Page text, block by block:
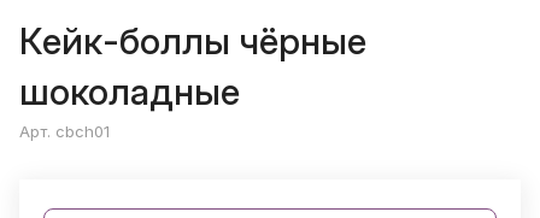
Кейк-боллы чёрные
шоколадные
Арт. cbch01